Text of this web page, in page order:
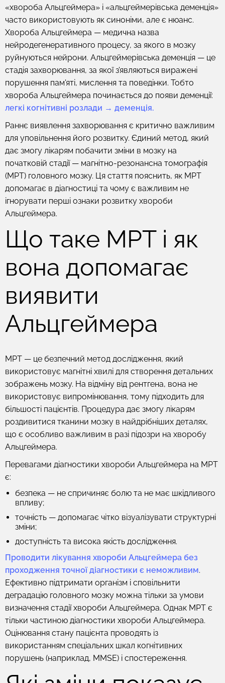
«хвороба Альцгеймера» і «альцгеймерівська деменція»
часто використовують як синоніми, але є нюанс.
Хвороба Альцгеймера — медична назва
нейродегенеративного процесу, за якого в мозку
руйнуються нейрони. Альцгеймерівська деменція — це
стадія захворювання, за якої з'являються виражені
порушення пам'яті, мислення та поведінки. Тобто
хвороба Альцгеймера починається до появи деменції:
легкі когнітивні розлади → деменція.
Раннє виявлення захворювання є критично важливим
для уповільнення його розвитку. Єдиний метод, який
дає змогу лікарям побачити зміни в мозку на
початковій стадії — магнітно-резонансна томографія
(МРТ) головного мозку. Ця стаття пояснить, як МРТ
допомагає в діагностиці та чому є важливим не
ігнорувати перші ознаки розвитку хвороби
Альцгеймера.
Що таке МРТ і як
вона допомагає
виявити
Альцгеймера
МРТ — це безпечний метод дослідження, який
використовує магнітні хвилі для створення детальних
зображень мозку. На відміну від рентгена, вона не
використовує випромінювання, тому підходить для
більшості пацієнтів. Процедура дає змогу лікарям
роздивитися тканини мозку в найдрібніших деталях,
що є особливо важливим в разі підозри на хворобу
Альцгеймера.
Перевагами діагностики хвороби Альцгеймера на МРТ
є:
безпека — не спричиняє болю та не має шкідливого
впливу;
точність — допомагає чітко візуалізувати структурні
зміни;
доступність та висока якість дослідження.
Проводити лікування хвороби Альцгеймера без
проходження точної діагностики є неможливим.
Ефективно підтримати організм і сповільнити
деградацію головного мозку можна тільки за умови
визначення стадії хвороби Альцгеймера. Однак МРТ є
тільки частиною діагностики хвороби Альцгеймера.
Оцінювання стану пацієнта проводять із
використанням спеціальних шкал когнітивних
порушень (наприклад, MMSE) і спостереження.